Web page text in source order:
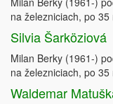
na železniciach, po
Silvia Šarköziová
Milan Berky (1961-)
na železniciach, po
Waldemar